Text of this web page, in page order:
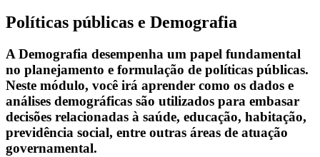
Políticas públicas e Demografia
A Demografia desempenha um papel fundamental
no planejamento e formulação de políticas públicas.
Neste módulo, você irá aprender como os dados e
análises demográficas são utilizados para embasar
decisões relacionadas à saúde, educação, habitação,
previdência social, entre outras áreas de atuação
governamental.